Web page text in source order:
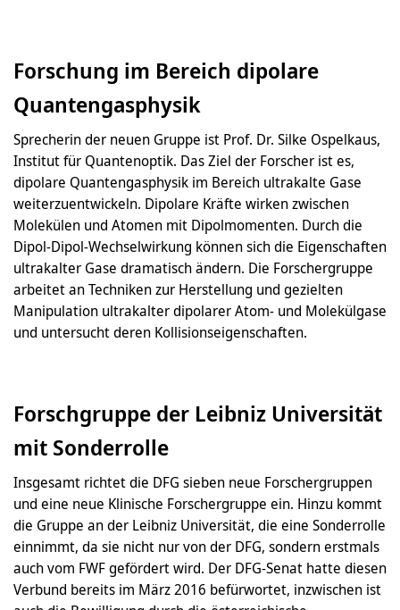
Forschung im Bereich dipolare
Quantengasphysik
Sprecherin der neuen Gruppe ist Prof. Dr. Silke Ospelkaus,
Institut für Quantenoptik. Das Ziel der Forscher ist es,
dipolare Quantengasphysik im Bereich ultrakalte Gase
weiterzuentwickeln. Dipolare Kräfte wirken zwischen
Molekülen und Atomen mit Dipolmomenten. Durch die
Dipol-Dipol-Wechselwirkung können sich die Eigenschaften
ultrakalter Gase dramatisch ändern. Die Forschergruppe
arbeitet an Techniken zur Herstellung und gezielten
Manipulation ultrakalter dipolarer Atom- und Molekülgase
und untersucht deren Kollisionseigenschaften.
Forschgruppe der Leibniz Universität
mit Sonderrolle
Insgesamt richtet die DFG sieben neue Forschergruppen
und eine neue Klinische Forschergruppe ein. Hinzu kommt
die Gruppe an der Leibniz Universität, die eine Sonderrolle
einnimmt, da sie nicht nur von der DFG, sondern erstmals
auch vom FWF gefördert wird. Der DFG-Senat hatte diesen
Verbund bereits im März 2016 befürwortet, inzwischen ist